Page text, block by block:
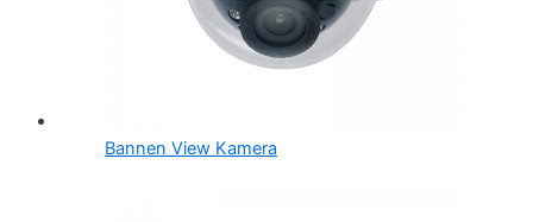
Bannen View Kamera